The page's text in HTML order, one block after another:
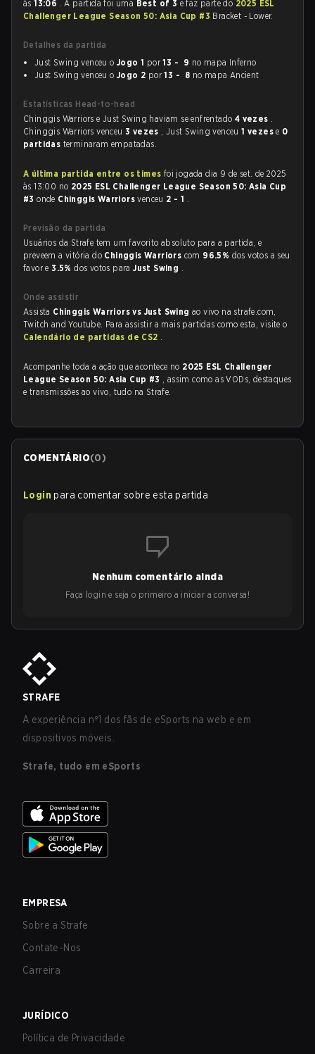
às13:06 . A partida foi uma Best of 3 e faz parte do 2025 ESL
Challenger League Season 50: Asia Cup #3 Bracket - Lower.
Detalhes da partida
Just Swing venceu o Jogo 1 por13 - 9 no mapa Inferno
Just Swing venceu o Jogo 2 por13 - 8 no mapa Ancient
Estatísticas Head-to-head
Chinggis Warriors e Just Swing haviam se enfrentado 4 vezes .
Chinggis Warriors venceu 3 vezes , Just Swing venceu1 vezese 0
partidas terminaram empatadas.
A última partida entre os times foi jogada dia 9 de set. de 2025
às 13:00 no 2025 ESL Challenger League Season 50: Asia Cup
#3onde Chinggis Warriorsvenceu 2 - 1 .
Previsão da partida
Usuários da Strafe tem um favorito absoluto para a partida, e
preveem a vitória do Chinggis Warriors com 96.5% dos votos a seu
favor e3.5%dos votos paraJust Swing .
Onde assistir
Assista Chinggis Warriors vs Just Swingao vivo na strafe.com,
Twitch and Youtube. Para assistir a mais partidas como esta, visite o
Calendário de partidas de CS2 .
Acompanhe toda a ação que acontece no 2025 ESL Challenger
League Season 50: Asia Cup #3 , assim como as VODs, destaques
e transmissões ao vivo, tudo na Strafe.
COMENTÁRIO(0)
Login para comentar sobre esta partida
Nenhum comentário ainda
Faça login e seja o primeiro a iniciar a conversa!
STRAFE
A experiência nº1 dos fãs de eSports na web e em
dispositivos móveis.
Strafe, tudo em eSports
EMPRESA
Sobre a Strafe
Contate-Nos
Carreira
JURÍDICO
Política de Privacidade